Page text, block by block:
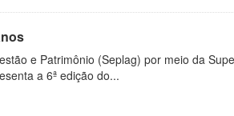
e Patrimônio (Seplag) por meio da
a 6ª edição do...